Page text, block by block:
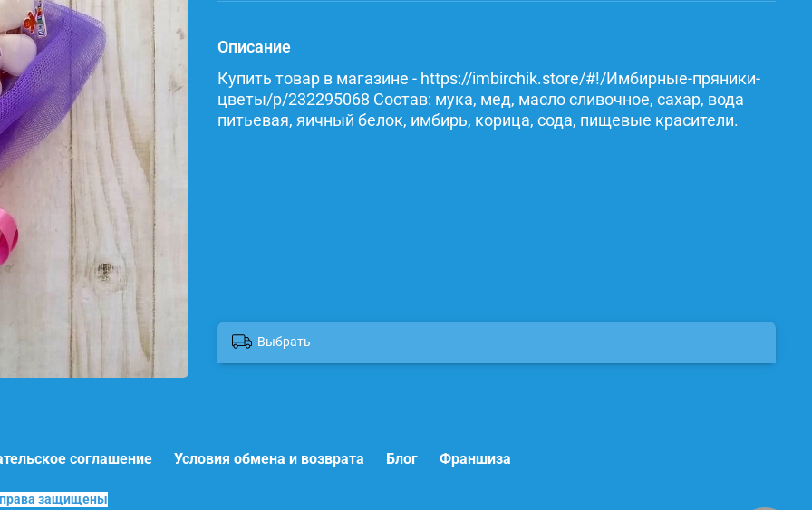
Описание
Купить товар в магазине - https://imbirchik.store/#!/Имбирные-пряники-
цветы/p/232295068 Состав: мука, мед, масло сливочное, сахар, вода
питьевая, яичный белок, имбирь, корица, сода, пищевые красители.
Выбрать
соглашение Условия обмена и возврата Блог Франшиза
права защищены